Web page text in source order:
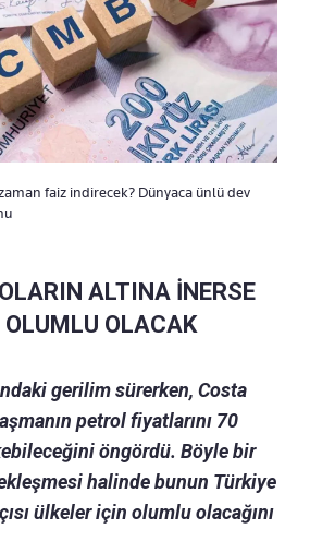
faiz indirecek? Dünyaca ünlü dev
ALTINA İNERSE
OLUMLU OLACAK
gerilim sürerken, Costa
petrol fiyatlarını 70
öngördü. Böyle bir
halinde bunun Türkiye
ülkeler için olumlu olacağını